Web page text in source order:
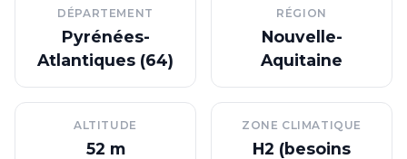
DÉPARTEMENT
Pyrénées-
Atlantiques (64)
RÉGION
Nouvelle-
Aquitaine
ALTITUDE
52 m
ZONE CLIMATIQUE
H2 (besoins